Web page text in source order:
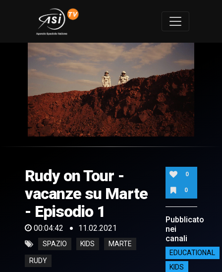
of
42
seconds
Rudy on Tour -
vacanze su Marte
- Episodio 1
00:04:42 11.02.2021
SPAZIO KIDS MARTE
RUDY
0
0
Pubblicato
nei
canali
EDUCATIONAL
KIDS